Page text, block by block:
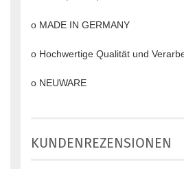
o MADE IN GERMANY
o Hochwertige Qualität und
o NEUWARE
KUNDENREZENSIONEN